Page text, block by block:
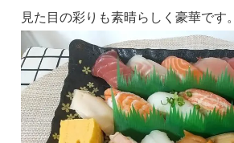
見た目の彩りも素晴らしく豪華です。